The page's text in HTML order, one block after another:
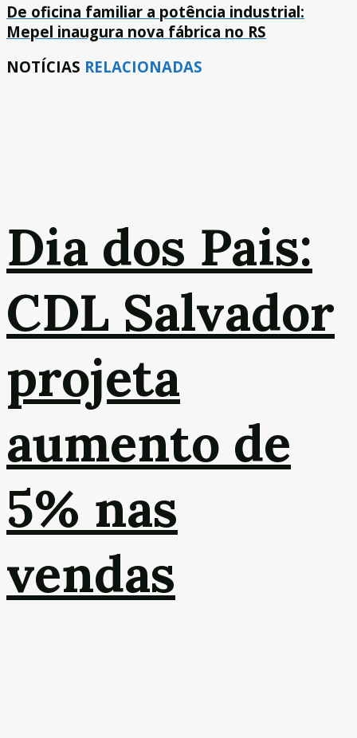
De oficina familiar a potência industrial:
Mepel inaugura nova fábrica no RS
NOTÍCIAS RELACIONADAS
Dia dos Pais:
CDL Salvador
projeta
aumento de
5% nas
vendas